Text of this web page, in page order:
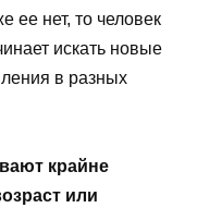
ее нет, то человек
искать новые
в разных
крайне
или